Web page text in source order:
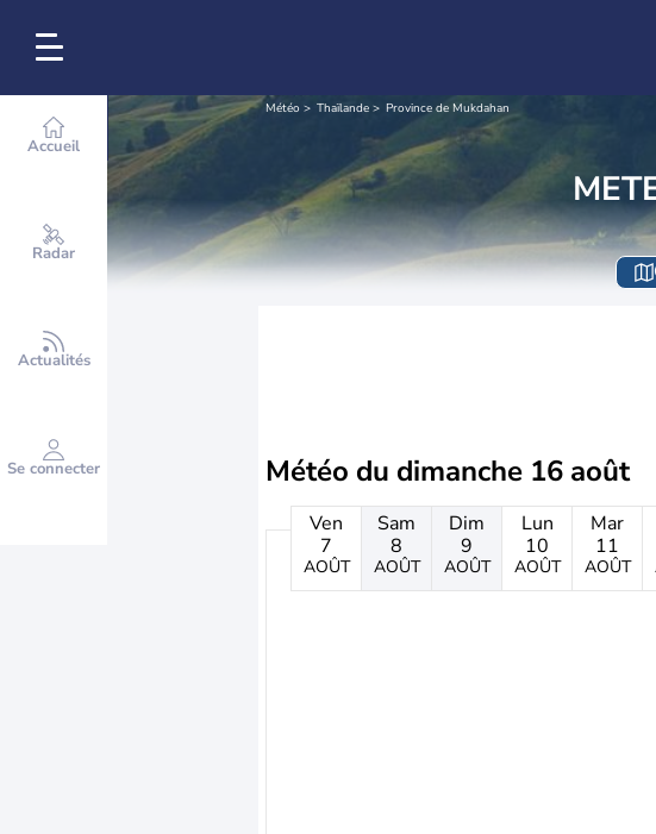
Accueil
Radar
Actualités
Se connecter
Météo Thaïlande Province de Mukdahan
Météo du dimanche 16 août
Ven
7
AOÛT
Sam
8
AOÛT
Dim
9
AOÛT
Lun
10
AOÛT
Mar
11
AOÛT